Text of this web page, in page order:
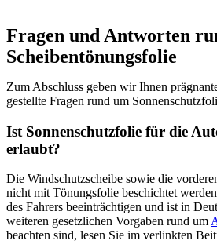
Fragen und Antworten
Scheibentönungsfolie
Zum Abschluss geben wir Ihnen
gestellte Fragen rund um
Ist Sonnenschutzfolie für die
erlaubt?
Die Windschutzscheibe sowie die
nicht mit Tönungsfolie beschichtet
des Fahrers beeinträchtigen und ist in
weiteren gesetzlichen Vorgaben rund um
beachten sind, lesen Sie im verlinkten